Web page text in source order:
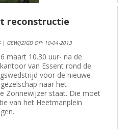
reconstructie
| GEWIJZIGD OP: 10-04-2013
maart 10.30 uur- na de
van Essent rond de
voor de nieuwe
naar het
Zonnewijzer staat. Die moet
van het Heetmanplein